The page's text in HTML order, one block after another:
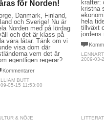
för Norden!
Danmark, Finland,
och Sverige! Nu är
Norden med på lördag
och det är klass på
våra låtar. Tänk om vi
visa dom där
vem det är
egentligen regerar?
Kommentarer
BUTT
05-15 11:53:00
krafter:
kristna
hela
tillväxt
jordens
2009-03-
& NÖJE